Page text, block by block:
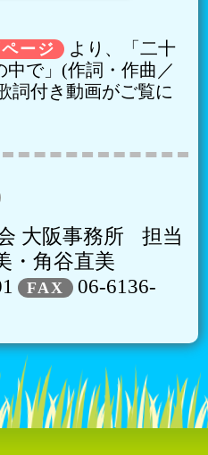
ージ
より、「二十
中で」(作詞・作曲／
詞付き動画がご覧に
大阪事務所
担当
・角谷直美
FAX
06-6136-